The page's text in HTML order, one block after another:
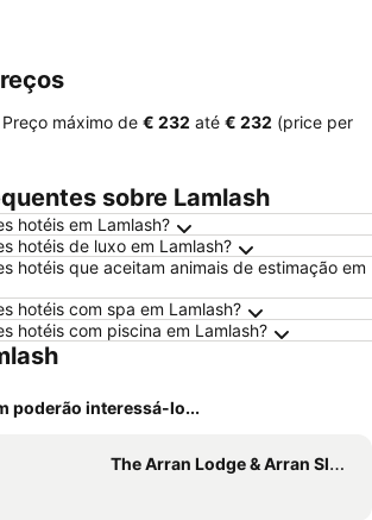
Preço máximo de ‎€ 232 até ‎€ 232 (price per
sobre Lamlash
hotéis em Lamlash?
hotéis de luxo em Lamlash?
hotéis que aceitam animais de estimação em
hotéis com spa em Lamlash?
hotéis com piscina em Lamlash?
poderão interessá-lo...
The Arran Lodge & Arran Sleep Huts